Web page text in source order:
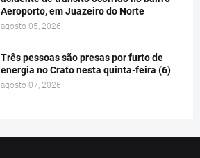
Aeroporto, em Juazeiro do Norte
agosto 05, 2026
Três pessoas são presas por furto de
energia no Crato nesta quinta-feira (6)
agosto 07, 2026